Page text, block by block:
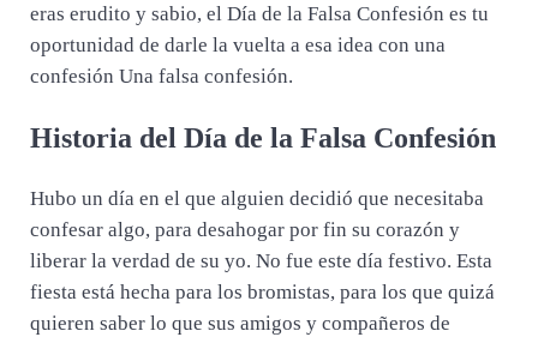
eras erudito y sabio, el Día de la Falsa Confesión es tu
oportunidad de darle la vuelta a esa idea con una
confesión Una falsa confesión.
Historia del Día de la Falsa Confesión
Hubo un día en el que alguien decidió que necesitaba
confesar algo, para desahogar por fin su corazón y
liberar la verdad de su yo. No fue este día festivo. Esta
fiesta está hecha para los bromistas, para los que quizá
quieren saber lo que sus amigos y compañeros de